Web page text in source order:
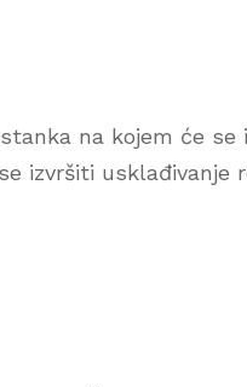
na kojem će se
izvršiti usklađivanje